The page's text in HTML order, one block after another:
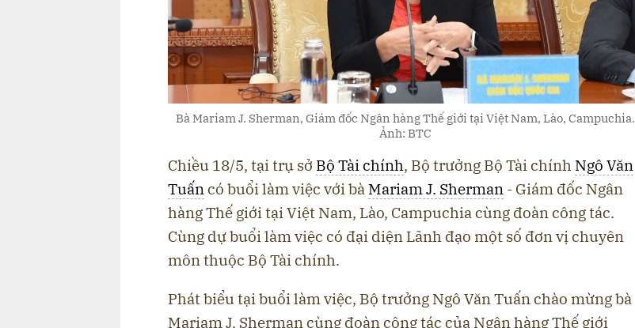
Bà Mariam J. Sherman, Giám đốc Ngân hàng Thế giới tại Việt Nam, Lào, Campuchia.
Ảnh: BTC
Chiều 18/5, tại trụ sở Bộ Tài chính, Bộ trưởng Bộ Tài chính Ngô Văn
Tuấn có buổi làm việc với bà Mariam J. Sherman - Giám đốc Ngân
hàng Thế giới tại Việt Nam, Lào, Campuchia cùng đoàn công tác.
Cùng dự buổi làm việc có đại diện Lãnh đạo một số đơn vị chuyên
môn thuộc Bộ Tài chính.
Phát biểu tại buổi làm việc, Bộ trưởng Ngô Văn Tuấn chào mừng bà
Mariam J. Sherman cùng đoàn công tác của Ngân hàng Thế giới